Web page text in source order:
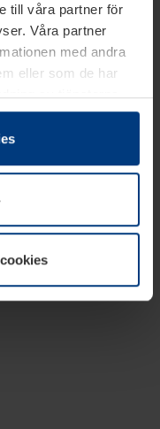
till våra partner för
Våra partner
med andra
eller som de har
av tjänsterna.
om de är
här webbplatsen.
eller återkalla i